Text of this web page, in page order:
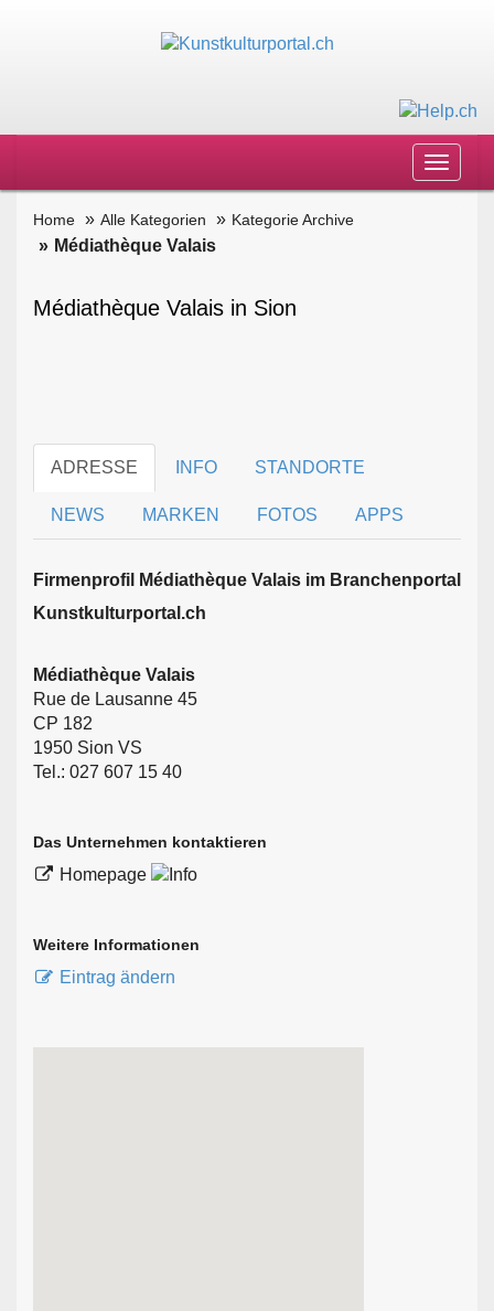
Toggle
Home Alle Kategorien Kategorie Archive
Médiathèque Valais
Médiathèque Valais in Sion
ADRESSE INFO STANDORTE
NEWS MARKEN FOTOS APPS
Firmen­profil Médiathèque Valais im Branchen­portal
Kunstkulturportal.ch
Médiathèque Valais
Rue de Lausanne 45
CP 182
1950 Sion VS
Tel.: 027 607 15 40
Das Unternehmen kontaktieren
Homepage
Weitere Informationen
Eintrag ändern